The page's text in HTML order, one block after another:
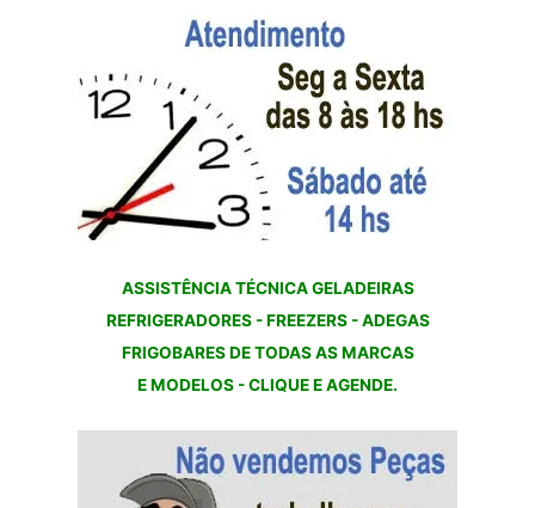
ASSISTÊNCIA TÉCNICA GELADEIRAS
REFRIGERADORES - FREEZERS - ADEGAS
FRIGOBARES DE TODAS AS MARCAS
E MODELOS - CLIQUE E AGENDE.